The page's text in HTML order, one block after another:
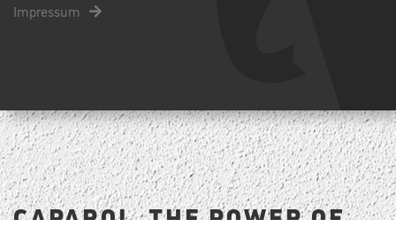
Impressum
CAPAROL. THE POWER OF